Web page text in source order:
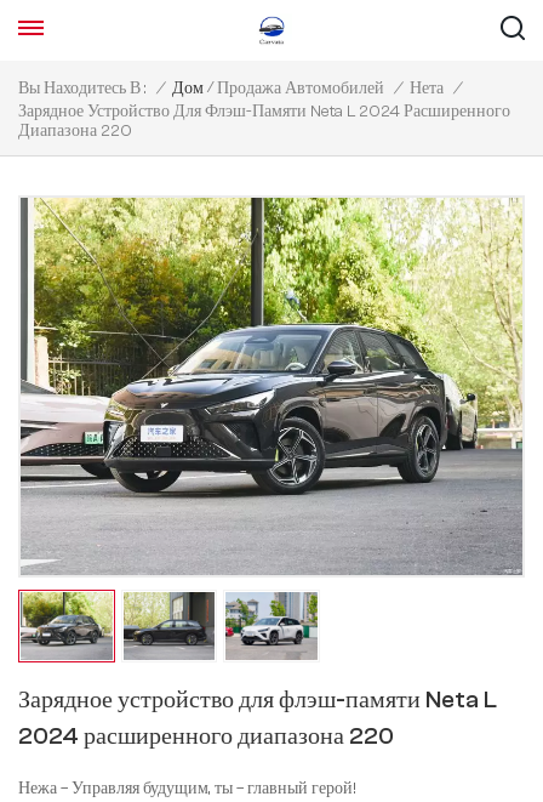
Вы Находитесь В : / Дом/Продажа Автомобилей / Нета /
Зарядное Устройство Для Флэш-Памяти Neta L 2024 Расширенного
Диапазона 220
Зарядное устройство для флэш-памяти Neta L
2024 расширенного диапазона 220
Нежа – Управляя будущим, ты – главный герой!